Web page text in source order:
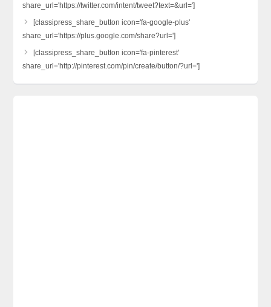
share_url='https://twitter.com/intent/tweet?text=&url=']
[classipress_share_button icon='fa-google-plus'
share_url='https://plus.google.com/share?url=']
[classipress_share_button icon='fa-pinterest'
share_url='http://pinterest.com/pin/create/button/?url=']